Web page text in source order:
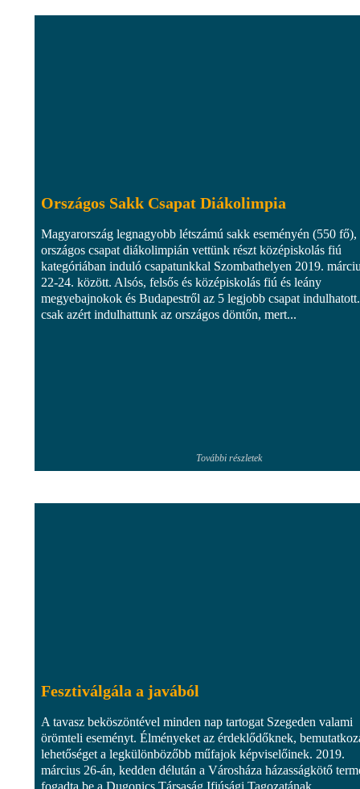
Országos Sakk Csapat Diákolimpia
Magyarország legnagyobb létszámú sakk eseményén (550 fő),
országos csapat diákolimpián vettünk részt középiskolás fiú
kategóriában induló csapatunkkal Szombathelyen 2019.
22-24. között. Alsós, felsős és középiskolás fiú és leány
megyebajnokok és Budapestről az 5 legjobb csapat
csak azért indulhattunk az országos döntőn, mert...
További részletek
Fesztiválgála a javából
A tavasz beköszöntével minden nap tartogat Szegeden valami
örömteli eseményt. Élményeket az érdeklődőknek,
lehetőséget a legkülönbözőbb műfajok képviselőinek. 2019.
március 26-án, kedden délután a Városháza házasságkötő
fogadta be a Dugonics Társaság Ifjúsági Tagozatának